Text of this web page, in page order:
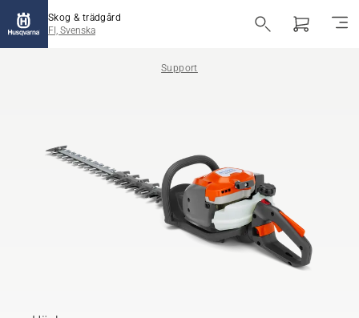
Skog & trädgård
FI, Svenska
Support